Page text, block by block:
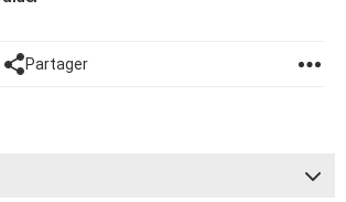
Partager